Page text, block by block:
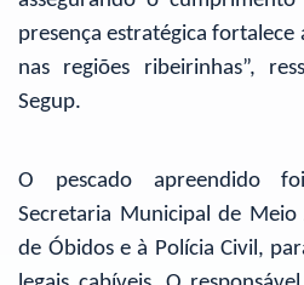
presença estratégica fortalece
nas regiões ribeirinhas”,
Segup.
O pescado apreendido
Secretaria Municipal de Meio
de Óbidos e à Polícia Civil,